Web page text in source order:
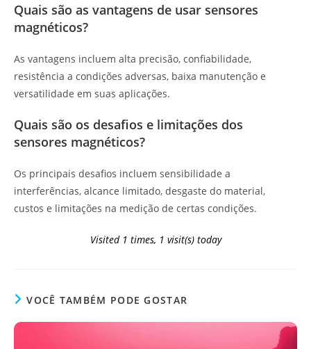
Quais são as vantagens de usar sensores
magnéticos?
As vantagens incluem alta precisão, confiabilidade,
resistência a condições adversas, baixa manutenção e
versatilidade em suas aplicações.
Quais são os desafios e limitações dos
sensores magnéticos?
Os principais desafios incluem sensibilidade a
interferências, alcance limitado, desgaste do material,
custos e limitações na medição de certas condições.
Visited 1 times, 1 visit(s) today
VOCÊ TAMBÉM PODE GOSTAR